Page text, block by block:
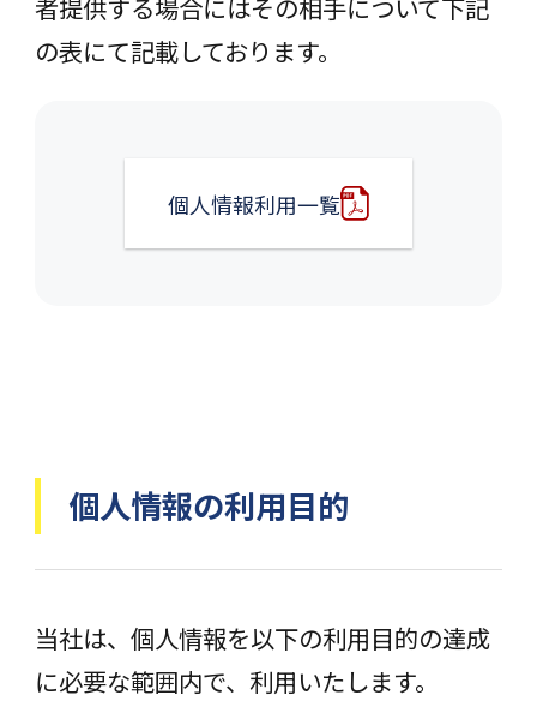
者提供する場合にはその相手について下記
の表にて記載しております。
個人情報利用一覧
個人情報の利用目的
当社は、個人情報を以下の利用目的の達成
に必要な範囲内で、利用いたします。